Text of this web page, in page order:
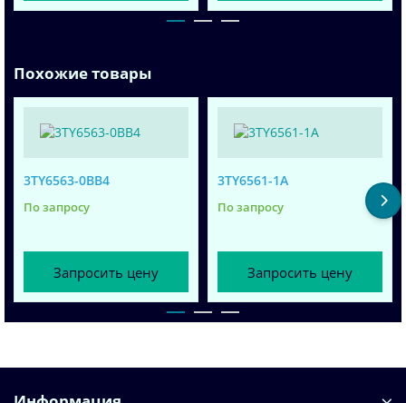
Похожие товары
3TY6563-0BB4
По запросу
Запросить цену
3TY6561-1A
По запросу
Запросить цену